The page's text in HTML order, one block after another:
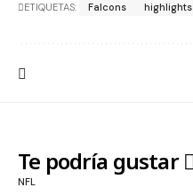
ETIQUETAS: Falcons highlights
Te podría gustar
NFL